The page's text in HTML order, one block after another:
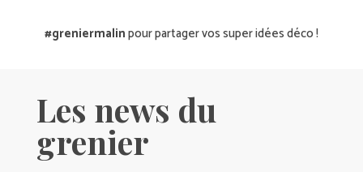
#greniermalinpour partager vos super idées déco !
Les news du
grenier